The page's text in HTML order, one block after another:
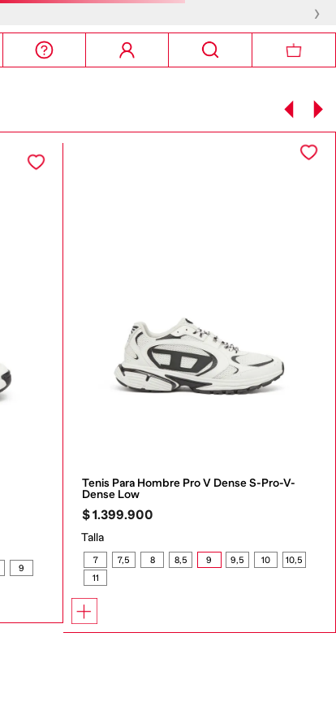
›
9
Tenis Para Hombre Pro V Dense S-Pro-V-
Dense Low
$1.399.900
Talla
7 7,5 8 8,5 9 9,5 10
10,5
11